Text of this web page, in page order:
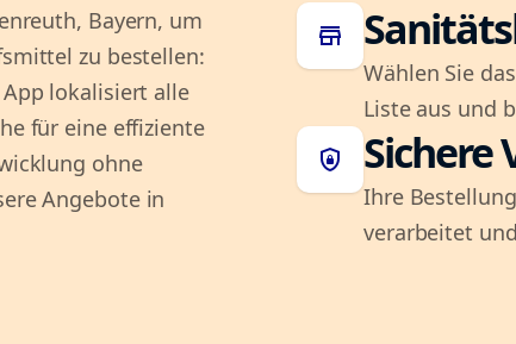
Bayern, um
zu bestellen:
App lokalisiert alle
für eine effiziente
ohne
Angebote in
store
Wählen Sie
Liste aus und
shield_lock Sichere
Ihre
verarbeitet